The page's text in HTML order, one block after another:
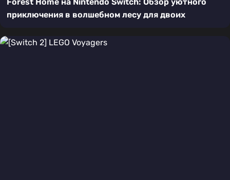
приключения в волшебном лесу для двоих